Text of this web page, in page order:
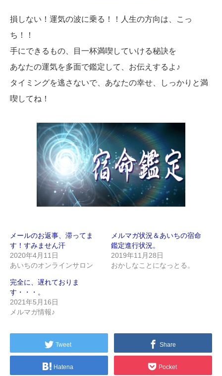
損しない！運気の波に乗る！！人生の方向は、こっ
ち！！
手にできるもの、目一杯満喫していける秘訣を
あなたの運気を多面で鑑定して、お伝えするよ♪
タイミングを逃さないで、あなたの幸せ、しっかりと満
喫してね！
メールのお返事、滞ってま
す！すみません汗
2020年4月11日
あいちのオンラインサロン
メルマガ状況＆あいちの宿命
鑑定進行状況。
2019年11月28日
おかしなことになっとる。
完全に、遅れておりま
す・・・。
2021年5月16日
メルマガ情報♪
Tweet Share
Hatena Pocket